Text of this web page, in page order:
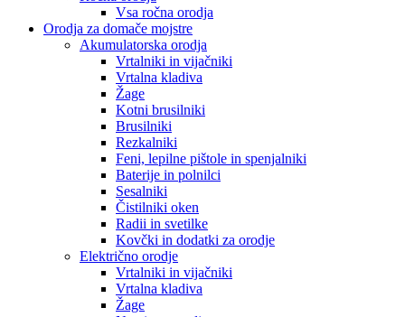
Vsa ročna orodja
Orodja za domače mojstre
Akumulatorska orodja
Vrtalniki in vijačniki
Vrtalna kladiva
Žage
Kotni brusilniki
Brusilniki
Rezkalniki
Feni, lepilne pištole in spenjalniki
Baterije in polnilci
Sesalniki
Čistilniki oken
Radii in svetilke
Kovčki in dodatki za orodje
Električno orodje
Vrtalniki in vijačniki
Vrtalna kladiva
Žage